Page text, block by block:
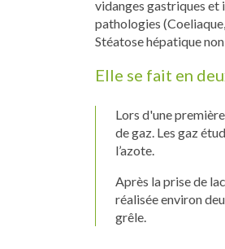
vidanges gastriques et
pathologies
Stéatose hépatique
Elle se fait en
Lors d'une
de gaz. Les gaz
l’azote.
Après la prise de
réalisée environ
grêle.